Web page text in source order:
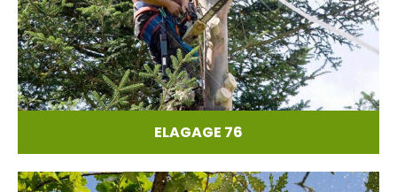
ELAGAGE 76